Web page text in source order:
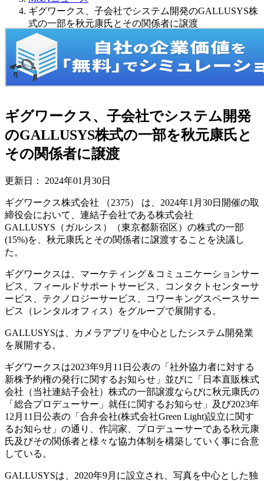
ギグワークス、子会社でシステム開発のGALLUSYS株
式の一部を秋元康氏とその関係者に譲渡
ギグワークス、子会社でシステム開発
のGALLUSYS株式の一部を秋元康氏と
その関係者に譲渡
更新日： 2024年01月30日
ギグワークス株式会社 （2375） は、2024年1月30日開催の取
締役会において、連結子会社である株式会社
GALLUSYS（ガルシス）（東京都新宿区）の株式の一部
(15%)を、秋元康氏とその関係者に譲渡することを決議し
た。
ギグワークスは、マーケティング＆コミュニケーションサー
ビス、フィールドサポートサービス、コンタクトセンターサ
ービス、テクノロジーサービス、コワーキングスペースサー
ビス（レンタルオフィス）をグループで展開する。
GALLUSYSは、カメラアプリを中心としたシステム開発業
を展開する。
ギグワークスは2023年9月11日公表の「社外協力者に対する
新株予約権の発行に関するお知らせ」並びに「日本直販株式
会社（当社連結子会社）株式の一部譲渡ならびに秋元康氏の
「総合プロデューサー」就任に関するお知らせ」及び2023年
12月11日公表の「合弁会社(株式会社Green Light)設立に関す
るお知らせ」の通り、作詞家、プロデューサーである秋元康
氏及びその関係者と様々な協力体制を構築していく事に合意
している。
GALLUSYSは、2020年9月に設立され、写真を中心とした独